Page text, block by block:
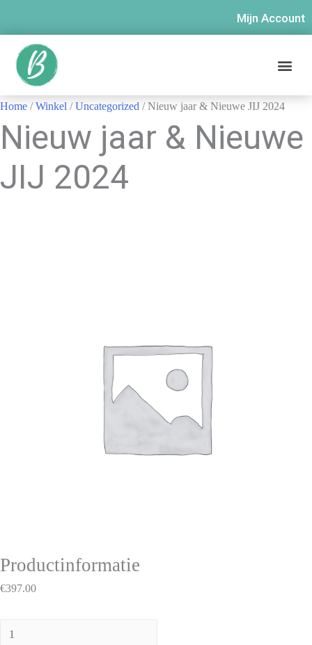
Mijn Account
Home /Winkel /Uncategorized / Nieuw jaar & Nieuwe JIJ 2024
Nieuw jaar & Nieuwe
JIJ 2024
Productinformatie
€397.00